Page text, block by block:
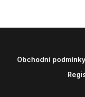
Obchodní podmínky